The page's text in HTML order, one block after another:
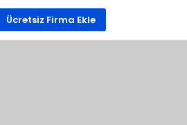
Ücretsiz Firma Ekle